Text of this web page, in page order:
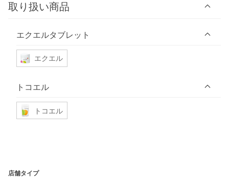
取り扱い商品
エクエルタブレット
エクエル
トコエル
トコエル
店舗タイプ